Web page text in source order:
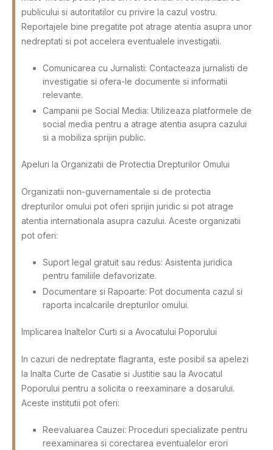
publicului si autoritatilor cu privire la cazul vostru.
Reportajele bine pregatite pot atrage atentia asupra unor
nedreptati si pot accelera eventualele investigatii.
Comunicarea cu Jurnalisti: Contacteaza jurnalisti de
investigatie si ofera-le documente si informatii
relevante.
Campanii pe Social Media: Utilizeaza platformele de
social media pentru a atrage atentia asupra cazului
si a mobiliza sprijin public.
Apeluri la Organizatii de Protectia Drepturilor Omului
Organizatii non-guvernamentale si de protectia
drepturilor omului pot oferi sprijin juridic si pot atrage
atentia internationala asupra cazului. Aceste organizatii
pot oferi:
Suport legal gratuit sau redus: Asistenta juridica
pentru familiile defavorizate.
Documentare si Rapoarte: Pot documenta cazul si
raporta incalcarile drepturilor omului.
Implicarea Inaltelor Curti si a Avocatului Poporului
In cazuri de nedreptate flagranta, este posibil sa apelezi
la Inalta Curte de Casatie si Justitie sau la Avocatul
Poporului pentru a solicita o reexaminare a dosarului.
Aceste institutii pot oferi:
Reevaluarea Cauzei: Proceduri specializate pentru
reexaminarea si corectarea eventualelor erori